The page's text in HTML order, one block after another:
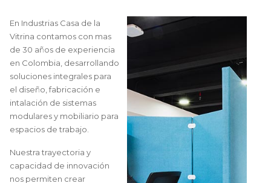
En Industrias Casa de la
Vitrina contamos con mas
de 30 años de experiencia
en Colombia, desarrollando
soluciones integrales para
el diseño, fabricación e
intalación de sistemas
modulares y mobiliario para
espacios de trabajo.
Nuestra trayectoria y
capacidad de innovación
nos permiten crear